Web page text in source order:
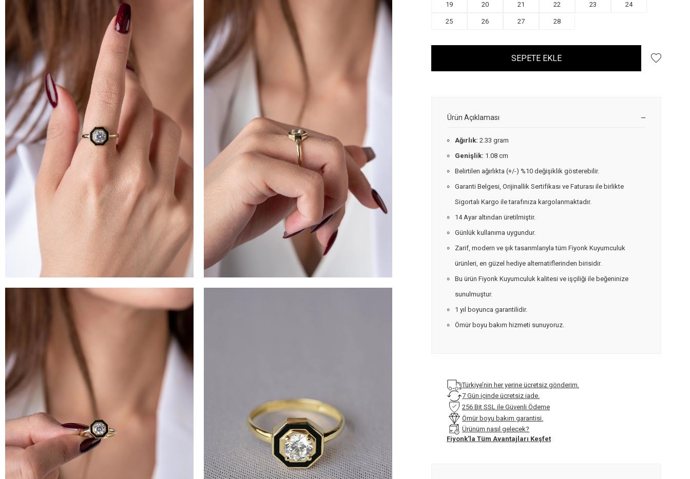
19 20 21 22 23 24
25 26 27 28
SEPETE EKLE
Ürün Açıklaması
Ağırlık: 2.33 gram
Genişlik: 1.08 cm
Belirtilen ağırlıkta (+/-) %10 değişiklik gösterebilir.
Garanti Belgesi, Orijinallik Sertifikası ve Faturası ile birlikte
Sigortalı Kargo ile tarafınıza kargolanmaktadır.
14 Ayar altından üretilmiştir.
Günlük kullanıma uygundur.
Zarif, modern ve şık tasarımlarıyla tüm Fiyonk Kuyumculuk
ürünleri, en güzel hediye alternatiflerinden birisidir.
Bu ürün Fiyonk Kuyumculuk kalitesi ve işçiliği ile beğeninize
sunulmuştur.
1 yıl boyunca garantilidir.
Ömür boyu bakım hizmeti sunuyoruz.
Türkiye’nin her yerine ücretsiz gönderim.
7 Gün içinde ücretsiz iade.
256 Bit SSL ile Güvenli Ödeme
Ömür boyu bakım garantisi.
Ürünüm nasıl gelecek?
Fiyonk’la Tüm Avantajları Keşfet